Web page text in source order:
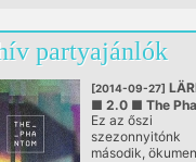
partyajánlók
[2014-09-27]
■ 2.0 ■ The
(PL)
@ LÄRM
Ez az őszi
szezonnyitónk
második,